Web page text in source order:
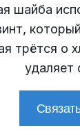
шайба
трётся о
удаляет